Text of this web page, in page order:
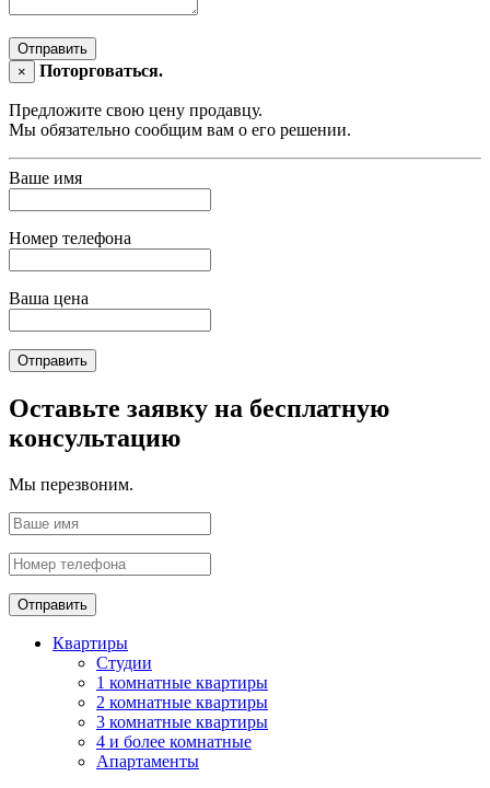
Отправить
×
Поторговаться.
Предложите свою цену продавцу.
Мы обязательно сообщим вам о его решении.
Ваше имя
Номер телефона
Ваша цена
Отправить
Оставьте заявку на бесплатную
консультацию
Мы перезвоним.
Отправить
Квартиры
Студии
1 комнатные квартиры
2 комнатные квартиры
3 комнатные квартиры
4 и более комнатные
Апартаменты